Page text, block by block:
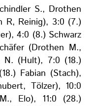
S., Drothen
R, Reinig), 3:0 (7.)
4:0 (8.) Schwarz
(Drothen M.,
N. (Hult), 7:0 (18.)
Fabian (Stach),
Tölzer), 10:0
Elo), 11:0 (28.)